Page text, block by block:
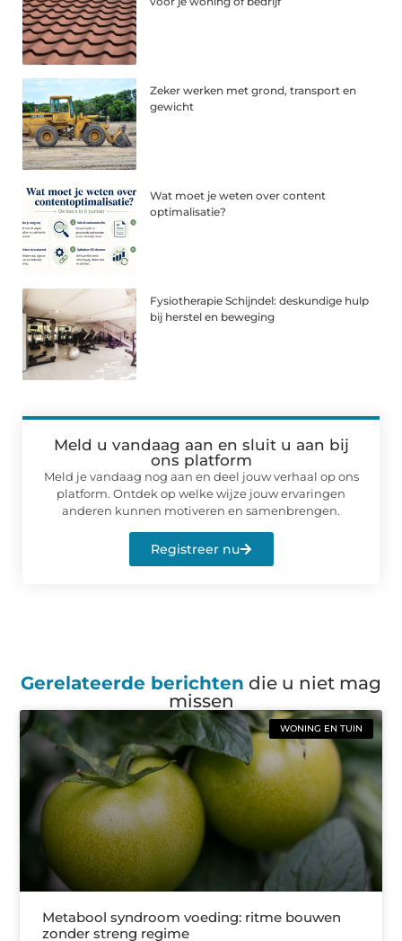
Zeker werken met grond, transport en
gewicht
Wat moet je weten over content
optimalisatie?
Fysiotherapie Schijndel: deskundige hulp
bij herstel en beweging
Meld u vandaag aan en sluit u aan bij
ons platform
Meld je vandaag nog aan en deel jouw verhaal op ons
platform. Ontdek op welke wijze jouw ervaringen
anderen kunnen motiveren en samenbrengen.
Registreer nu
Gerelateerde berichten die u niet mag
missen
WONING EN TUIN
Metabool syndroom voeding: ritme bouwen
zonder streng regime